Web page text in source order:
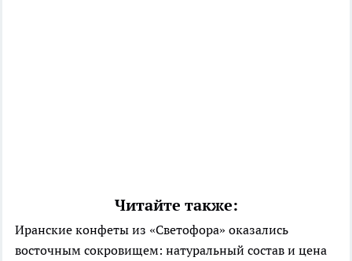
Читайте также:
Иранские конфеты из «Светофора» оказались
восточным сокровищем: натуральный состав и цена